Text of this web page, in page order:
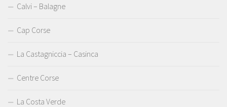
Calvi – Balagne
Cap Corse
La Castagniccia – Casinca
Centre Corse
La Costa Verde